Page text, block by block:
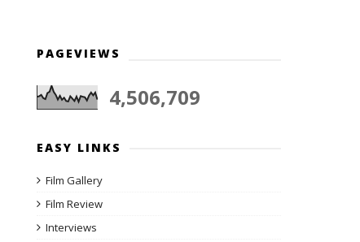
PAGEVIEWS
4,506,709
EASY LINKS
Film Gallery
Film Review
Interviews